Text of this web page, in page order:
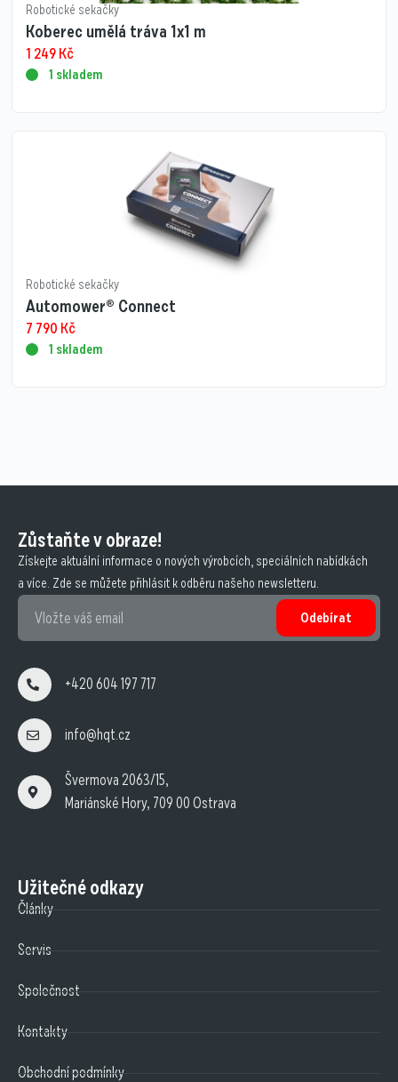
Robotické sekačky
Koberec umělá tráva 1x1 m
1 249Kč
1 skladem
Robotické sekačky
Automower® Connect
7 790 Kč
1 skladem
Zůstaňte v obraze!
Získejte aktuální informace o nových výrobcích, speciálních nabídkách
a více. Zde se můžete přihlásit k odběru našeho newsletteru.
Odebírat
+420 604 197 717
info@hqt.cz
Švermova 2063/15,
Mariánské Hory, 709 00 Ostrava
Užitečné odkazy
Články
Servis
Společnost
Kontakty
Obchodní podmínky